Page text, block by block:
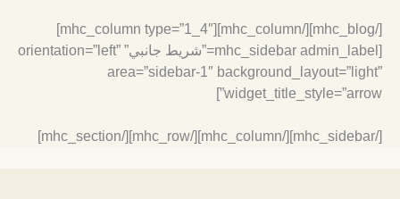
[/mhc_blog][/mhc_column][mhc_column type=”1_4″]
[mhc_sidebar admin_label=”شريط جانبي” orientation=”left”
area=”sidebar-1″